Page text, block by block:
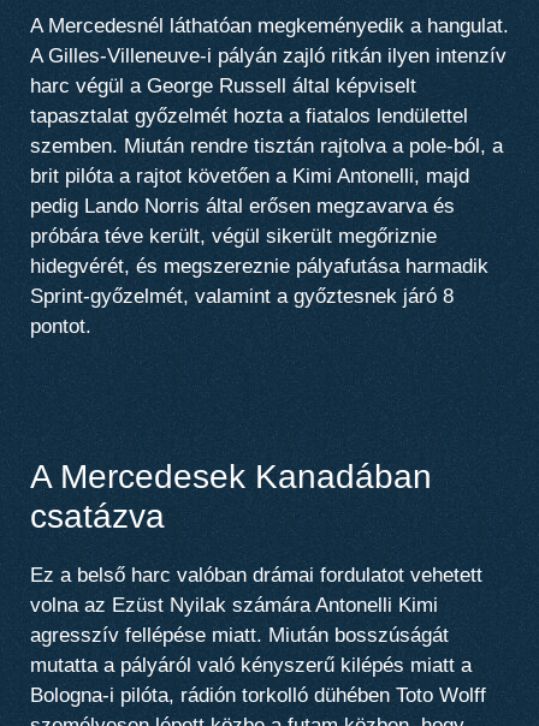
A Mercedesnél láthatóan megkeményedik a hangulat.
A Gilles-Villeneuve-i pályán zajló ritkán ilyen intenzív
harc végül a George Russell által képviselt
tapasztalat győzelmét hozta a fiatalos lendülettel
szemben. Miután rendre tisztán rajtolva a pole-ból, a
brit pilóta a rajtot követően a Kimi Antonelli, majd
pedig Lando Norris által erősen megzavarva és
próbára téve került, végül sikerült megőriznie
hidegvérét, és megszereznie pályafutása harmadik
Sprint-győzelmét, valamint a győztesnek járó 8
pontot.
A Mercedesek Kanadában
csatázva
Ez a belső harc valóban drámai fordulatot vehetett
volna az Ezüst Nyilak számára Antonelli Kimi
agresszív fellépése miatt. Miután bosszúságát
mutatta a pályáról való kényszerű kilépés miatt a
Bologna-i pilóta, rádión torkolló dühében Toto Wolff